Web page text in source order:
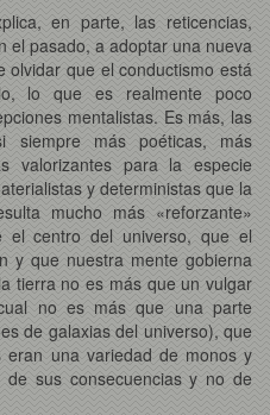
en parte, las reticencias,
el pasado, a adoptar una nueva
olvidar que el conductismo está
lo que es realmente poco
mentalistas. Es más, las
siempre más poéticas, más
valorizantes para la especie
y deterministas que la
mucho más «reforzante»
el centro del universo, que el
y que nuestra mente gobierna
tierra no es más que un vulgar
no es más que una parte
de galaxias del universo), que
eran una variedad de monos y
sus consecuencias y no de